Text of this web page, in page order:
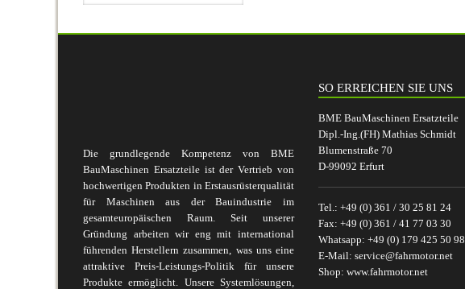
Die grundlegende Kompetenz von BME
BauMaschinen Ersatzteile ist der Vertrieb von
hochwertigen Produkten in Erstausrüsterqualität
für Maschinen aus der Bauindustrie im
gesamteuropäischen Raum. Seit unserer
Gründung arbeiten wir eng mit international
führenden Herstellern zusammen, was uns eine
attraktive Preis-Leistungs-Politik für unsere
Produkte ermöglicht. Unsere Systemlösungen,
SO ERREICHEN SIE UNS
BME BauMaschinen Ersatzteile
Dipl.-Ing.(FH) Mathias Schmidt
Blumenstraße 70
D-99092 Erfurt
Tel.: +49 (0) 361 / 30 25 81 24
Fax: +49 (0) 361 / 41 77 03 30
Whatsapp: +49 (0) 179 425 50 98
E-Mail: service@fahrmotor.net
Shop: www.fahrmotor.net